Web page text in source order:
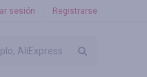
sesión Registrarse